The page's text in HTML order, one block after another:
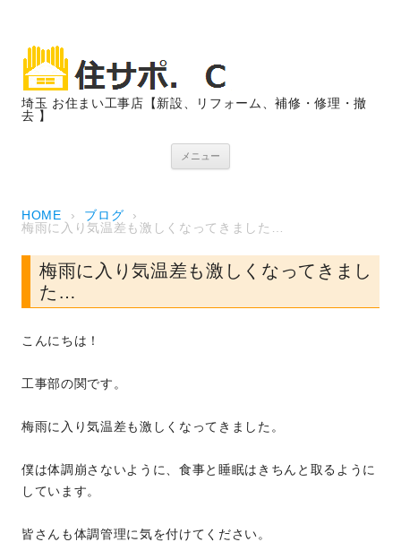
埼玉 お住まい工事店【新設、リフォーム、補修・修理・撤
去 】
メニュー
HOME › ブログ
›
梅雨に入り気温差も激しくなってきました…
梅雨に入り気温差も激しくなってきまし
た…
こんにちは！
工事部の関です。
梅雨に入り気温差も激しくなってきました。
僕は体調崩さないように、食事と睡眠はきちんと取るように
しています。
皆さんも体調管理に気を付けてください。